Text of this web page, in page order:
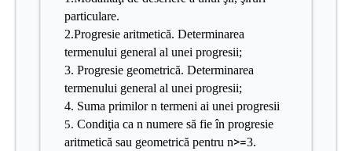
particulare.
2.Progresie aritmetică. Determinarea
termenului general al unei progresii;
3. Progresie geometrică. Determinarea
termenului general al unei progresii;
4. Suma primilor n termeni ai unei progresii
5. Condiţia ca n numere să fie în progresie
aritmetică sau geometrică pentru n>=3.